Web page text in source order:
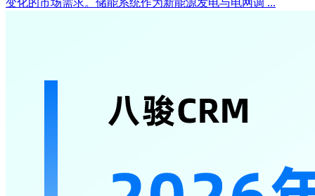
变化的市场需求。储能系统作为新能源发电与电网调 ...